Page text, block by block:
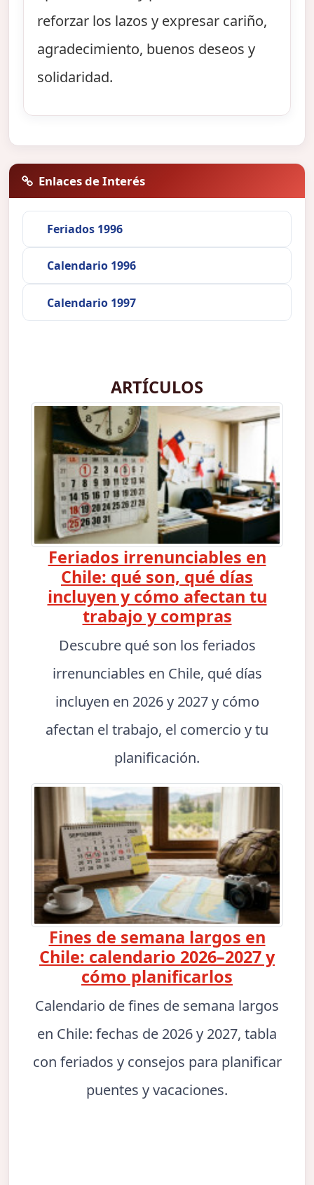
reforzar los lazos y expresar cariño,
agradecimiento, buenos deseos y
solidaridad.
Enlaces de Interés
Feriados 1996
Calendario 1996
Calendario 1997
ARTÍCULOS
Feriados irrenunciables en
Chile: qué son, qué días
incluyen y cómo afectan tu
trabajo y compras
Descubre qué son los feriados
irrenunciables en Chile, qué días
incluyen en 2026 y 2027 y cómo
afectan el trabajo, el comercio y tu
planificación.
Fines de semana largos en
Chile: calendario 2026–2027 y
cómo planificarlos
Calendario de fines de semana largos
en Chile: fechas de 2026 y 2027, tabla
con feriados y consejos para planificar
puentes y vacaciones.